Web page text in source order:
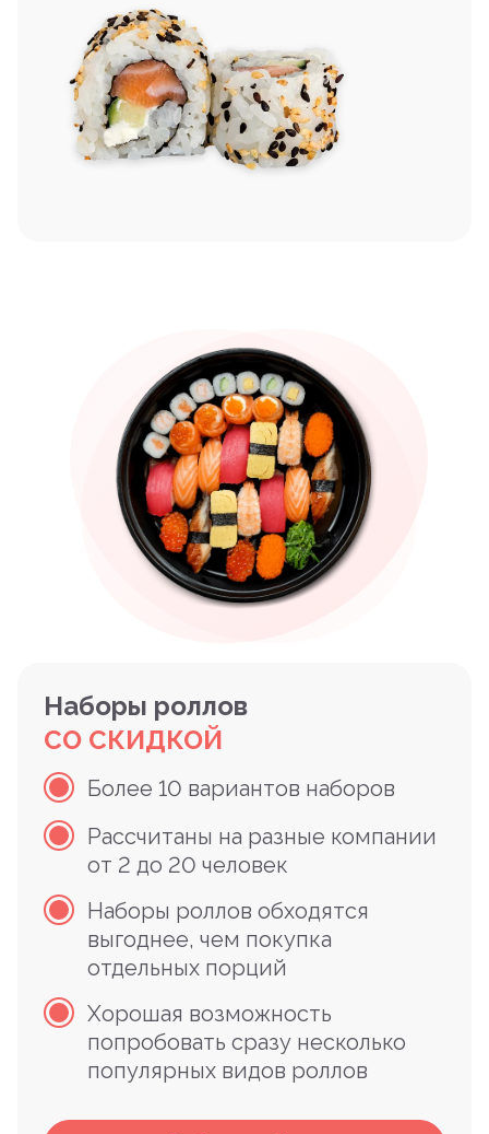
Наборы роллов
СО СКИДКОЙ
Более 10 вариантов наборов
Рассчитаны на разные компании
от 2 до 20 человек
Наборы роллов обходятся
выгоднее, чем покупка
отдельных порций
Хорошая возможность
попробовать сразу несколько
популярных видов роллов